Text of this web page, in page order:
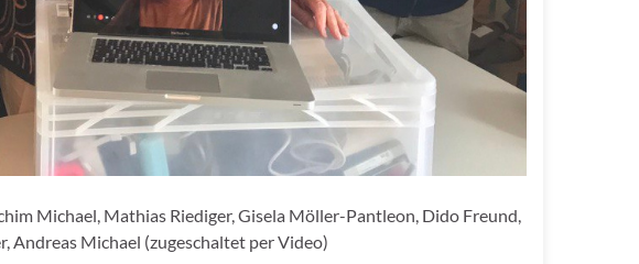
Michael, Mathias Riediger, Gisela Möller-Pantleon, Dido Freund,
Andreas Michael (zugeschaltet per Video)